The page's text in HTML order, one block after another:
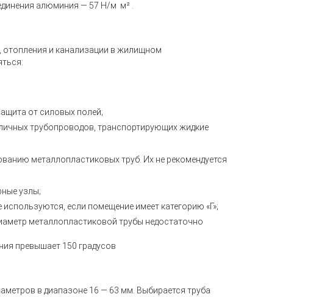
алюминия — 57 Н/м м² .
отопления и канализации в жилищном
от силовых полей;
трубопроводов, транспортирующих жидкие
металлопластиковых труб. Их не рекомендуется
узлы;
если помещение имеет категорию «Г»;
металлопластиковой трубы недостаточно
превышает 150 градусов
в диапазоне 16 — 63 мм. Выбирается труба